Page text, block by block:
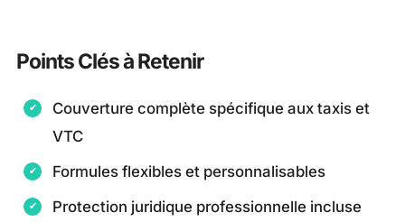
Points Clés à Retenir
Couverture complète spécifique aux taxis et
VTC
Formules flexibles et personnalisables
Protection juridique professionnelle incluse